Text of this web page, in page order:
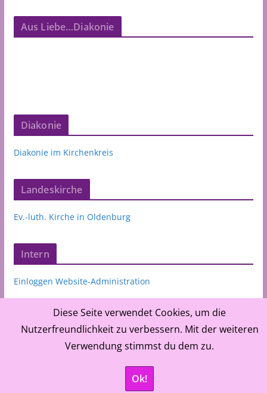
Aus Liebe…Diakonie
Diakonie
Diakonie im Kirchenkreis
Landeskirche
Ev.-luth. Kirche in Oldenburg
Intern
Einloggen Website-Administration
Ev.-luth. Kirchenkreis Oldenburger Münsterland,
Diese Seite verwendet Cookies, um die
Nutzerfreundlichkeit zu verbessern. Mit der weiteren
Verwendung stimmst du dem zu.
Ok!